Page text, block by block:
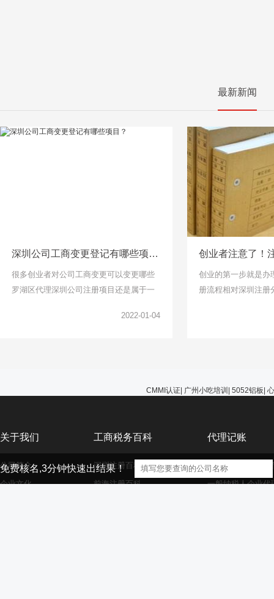
最新新闻
深圳公司工商变更登记有哪些项目？
很多创业者对公司工商变更可以变更哪些
罗湖区代理深圳公司注册项目还是属于一
2022-01-04
创业的第一步就是办
册流程相对深圳注册
CMMI认证| 广州小吃培训 5052铝板
关于我们
公司简介
企业文化
工商税务百科
深圳注册百科
前海注册百科
代理记账
小规模纳税人企业
一般纳税人企业代
免费核名,3分钟快速出结果！